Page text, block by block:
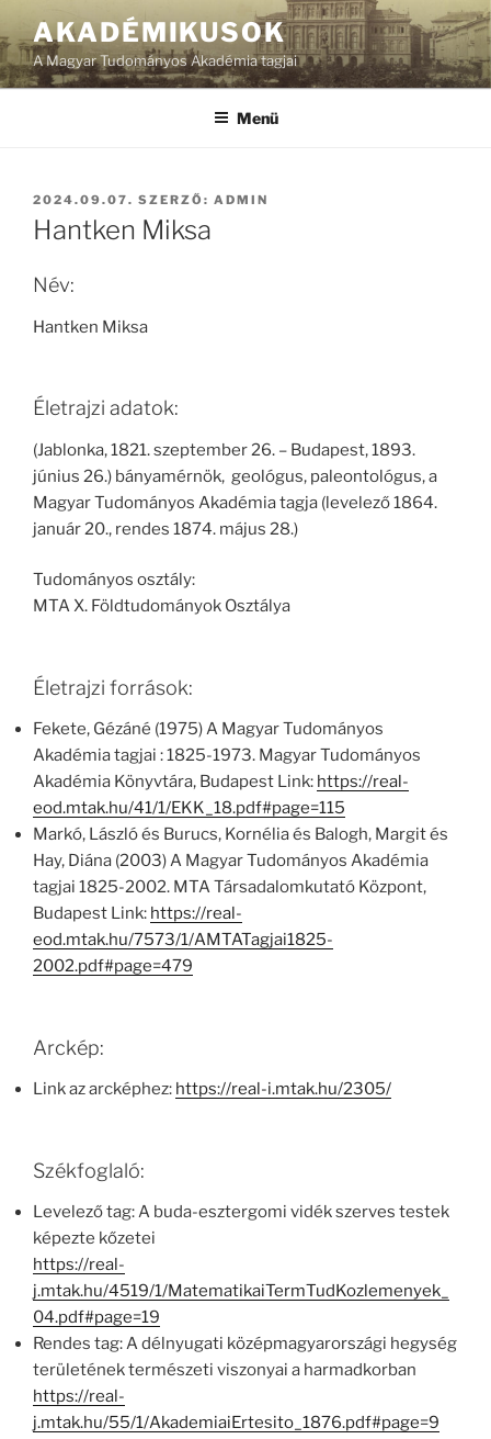
AKADÉMIKUSOK
A Magyar Tudományos Akadémia tagjai
Menü
BEKÜLDVE:
2024.09.07. SZERZŐ: ADMIN
Hantken Miksa
Név:
Hantken Miksa
Életrajzi adatok:
(Jablonka, 1821. szeptember 26. – Budapest, 1893.
június 26.) bányamérnök, geológus, paleontológus, a
Magyar Tudományos Akadémia tagja (levelező 1864.
január 20., rendes 1874. május 28.)
Tudományos osztály:
MTA X. Földtudományok Osztálya
Életrajzi források:
Fekete, Gézáné (1975) A Magyar Tudományos
Akadémia tagjai : 1825-1973. Magyar Tudományos
Akadémia Könyvtára, Budapest Link: https://real-
eod.mtak.hu/41/1/EKK_18.pdf#page=115
Markó, László és Burucs, Kornélia és Balogh, Margit és
Hay, Diána (2003) A Magyar Tudományos Akadémia
tagjai 1825-2002. MTA Társadalomkutató Központ,
Budapest Link: https://real-
eod.mtak.hu/7573/1/AMTATagjai1825-
2002.pdf#page=479
Arckép:
Link az arcképhez: https://real-i.mtak.hu/2305/
Székfoglaló:
Levelező tag: A buda-esztergomi vidék szerves testek
képezte kőzetei
https://real-
j.mtak.hu/4519/1/MatematikaiTermTudKozlemenyek_
04.pdf#page=19
Rendes tag: A délnyugati középmagyarországi hegység
területének természeti viszonyai a harmadkorban
https://real-
j.mtak.hu/55/1/AkademiaiErtesito_1876.pdf#page=9